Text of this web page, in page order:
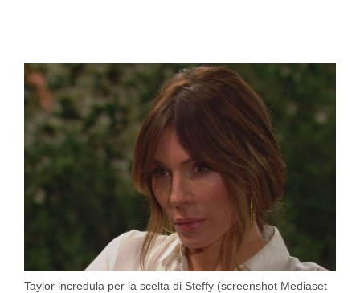
Taylor incredula per la scelta di Steffy (screenshot Mediaset